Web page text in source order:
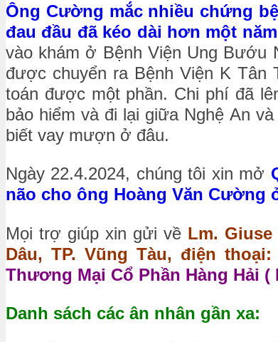
Ông Cường mắc nhiều chứng
đau đầu đã kéo dài hơn một
vào khám ở Bệnh Viện Ung Bướu
được chuyển ra Bệnh Viện K Tân
toán được một phần. Chi phí đã
bảo hiểm và đi lại giữa Nghệ An
biết vay mượn ở đâu.
Ngày 22.4.2024, chúng tôi xin mở
não cho ông Hoàng Văn Cường
Mọi trợ giúp xin gửi về Lm. Giuse
Dâu, TP. Vũng Tàu, điện thoại:
Thương Mại Cổ Phần Hàng Hải (
Danh sách các ân nhân gần xa: